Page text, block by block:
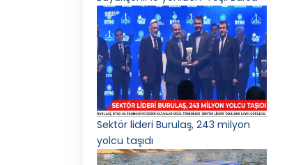
Sektör lideri Burulaş, 243 milyon
yolcu taşıdı